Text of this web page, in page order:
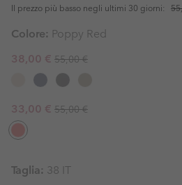
Il prezzo più basso negli ultimi 30 giorni:
Colore: Poppy Red
Sale price:
38,00 € Regular price:
55,00 €
Sale price:
33,00 € Regular price:
55,00 €
Taglia: 38 IT